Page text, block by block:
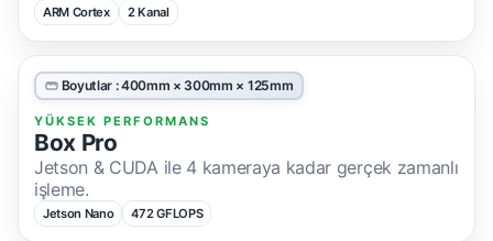
ARM Cortex 2 Kanal
Boyutlar : 400mm × 300mm × 125mm
YÜKSEK PERFORMANS
Box Pro
Jetson & CUDA ile 4 kameraya kadar gerçek zamanlı
işleme.
Jetson Nano 472 GFLOPS